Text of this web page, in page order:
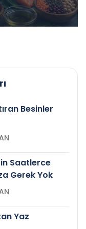
Besinler
Saatlerce
Gerek Yok
Yaz